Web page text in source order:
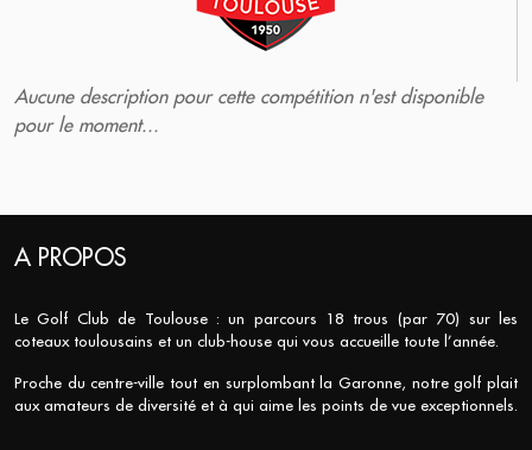
Aucune description pour cette compétition n'est disponible
pour le moment...
A PROPOS
Le Golf Club de Toulouse : un parcours 18 trous (par 70) sur les
coteaux toulousains et un club-house qui vous accueille toute l’année.
Proche du centre-ville tout en surplombant la Garonne, notre golf plait
aux amateurs de diversité et à qui aime les points de vue exceptionnels.